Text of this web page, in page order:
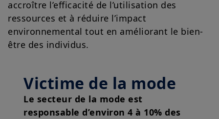
accroître l’efficacité de l’utilisation des
ressources et à réduire l’impact
environnemental tout en améliorant le bien-
être des individus.
Victime de la mode
Le secteur de la mode est
responsable d’environ 4 à 10% des